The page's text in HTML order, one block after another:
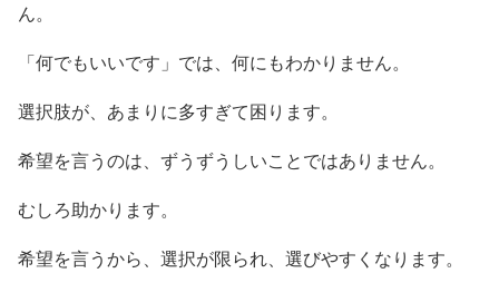
ん。
「何でもいいです」では、何にもわかりません。
選択肢が、あまりに多すぎて困ります。
希望を言うのは、ずうずうしいことではありません。
むしろ助かります。
希望を言うから、選択が限られ、選びやすくなります。